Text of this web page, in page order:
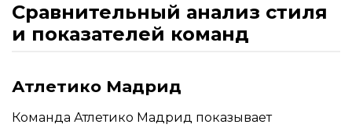
Сравнительный анализ стиля
и показателей команд
Атлетико Мадрид
Команда Атлетико Мадрид показывает